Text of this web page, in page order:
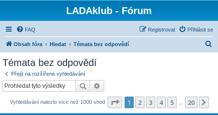
LADAklub - Fórum
FAQ Přihlásit se
Registrovat
Obsah fóra Hledat Témata bez odpovědí
Témata bez odpovědí
Přejít na rozšířené vyhledávání
Hledat
Vyhledávání nalezlo více než 1000 shod Stránka z 20
1 2 3 4 5 20